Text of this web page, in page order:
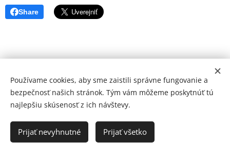
Share
ARISTORA ®
Námestie SNP 19, 811 01 Bratislava,
+421 940 124 438
© 2016-2026 AristorA. Všetky práva vyhradené.
Používame cookies, aby sme zaistili správne fungovanie a
bezpečnosť našich stránok. Tým vám môžeme poskytnúť tú
najlepšiu skúsenosť z ich návštevy.
Prijať nevyhnutné Prijať všetko